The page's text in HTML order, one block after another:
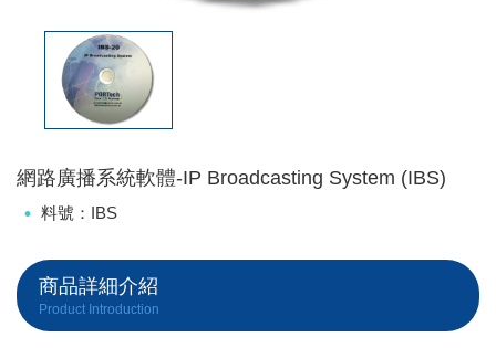
網路廣播系統軟體-IP Broadcasting System (IBS)
料號：IBS
商品詳細介紹
Product Introduction